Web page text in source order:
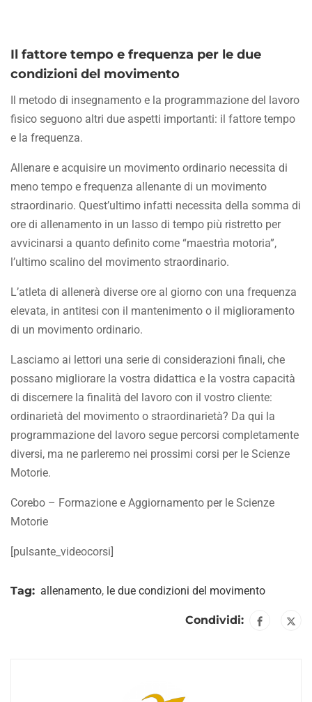
Il fattore tempo e frequenza per le due
condizioni del movimento
Il metodo di insegnamento e la programmazione del lavoro
fisico seguono altri due aspetti importanti: il fattore tempo
e la frequenza.
Allenare e acquisire un movimento ordinario necessita di
meno tempo e frequenza allenante di un movimento
straordinario. Quest’ultimo infatti necessita della somma di
ore di allenamento in un lasso di tempo più ristretto per
avvicinarsi a quanto definito come “maestrìa motoria”,
l’ultimo scalino del movimento straordinario.
L’atleta di allenerà diverse ore al giorno con una frequenza
elevata, in antitesi con il mantenimento o il miglioramento
di un movimento ordinario.
Lasciamo ai lettori una serie di considerazioni finali, che
possano migliorare la vostra didattica e la vostra capacità
di discernere la finalità del lavoro con il vostro cliente:
ordinarietà del movimento o straordinarietà? Da qui la
programmazione del lavoro segue percorsi completamente
diversi, ma ne parleremo nei prossimi corsi per le Scienze
Motorie.
Corebo – Formazione e Aggiornamento per le Scienze
Motorie
[pulsante_videocorsi]
Tag: allenamento, le due condizioni del movimento
Condividi: